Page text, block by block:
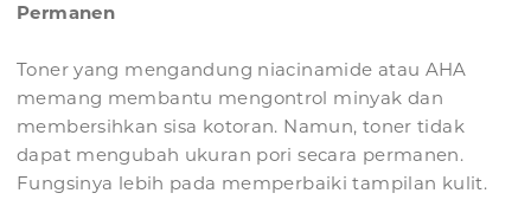
Permanen
Toner yang mengandung niacinamide atau AHA
memang membantu mengontrol minyak dan
membersihkan sisa kotoran. Namun, toner tidak
dapat mengubah ukuran pori secara permanen.
Fungsinya lebih pada memperbaiki tampilan kulit.